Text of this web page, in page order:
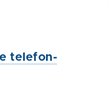
telefon-